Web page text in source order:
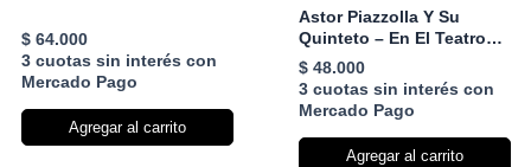
$64.000
3 cuotas sin interés con
Mercado Pago
Agregar al carrito
Astor Piazzolla Y Su
Quinteto – En El Teatro
Regina
$48.000
3 cuotas sin interés con
Mercado Pago
Agregar al carrito